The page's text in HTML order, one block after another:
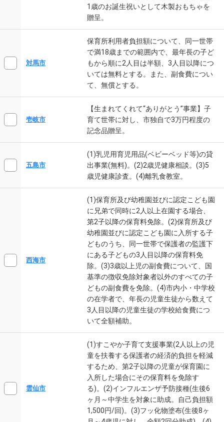
1歳のお誕生祝いとして木製おもちゃを
贈呈。
対馬市
保育所利用者負担額について、同一世帯
で満18歳までの範囲内で、最年長の子ど
もから順に2人目は半額、3人目以降につ
いては無料とする。また、副食費につい
て、無償とする。
壱岐市
【生まれてくれて“ありがとう”事業】子
育て世帯に対し、市独自で3万円程度の
記念品贈呈。
五島市
(1)乳児用育児用品(ベビーベッド等)の貸
出事業(無料)。(2)2歳児健康相談。(3)5
歳児健康診査。(4)離乳食教室。
西海市
(1)保育所及び幼稚園並びに認定こども園
に兄弟で同時に2人以上在園する場合、
第2子以降の保育料免除。(2)保育所及び
幼稚園並びに認定こども園に入所する子
どものうち、同一世帯で保護者の監護下
にある子どもの3人目以降の保育料免
除。(3)3歳以上児の副食費について、国
基準の徴収免除対象者以外のすべての子
どもの副食費を免除。(4)市内小・中学校
の在学者で、年長の児童生徒から数えて
3人目以降の児童生徒の学校給食費につ
いて全額補助。
雲仙市
(1)すこやか子育て支援事業(2人以上の児
童を扶養する保護者の経済的負担を軽減
するため、第2子以降の児童が保育園に
入所した場合にその保育料を免除す
る)。(2)インフルエンザ予防接種(生後6
ヶ月～中学生を対象に助成。自己負担額
1,500円/回)。(3)フッ化物塗布(生後8ヶ